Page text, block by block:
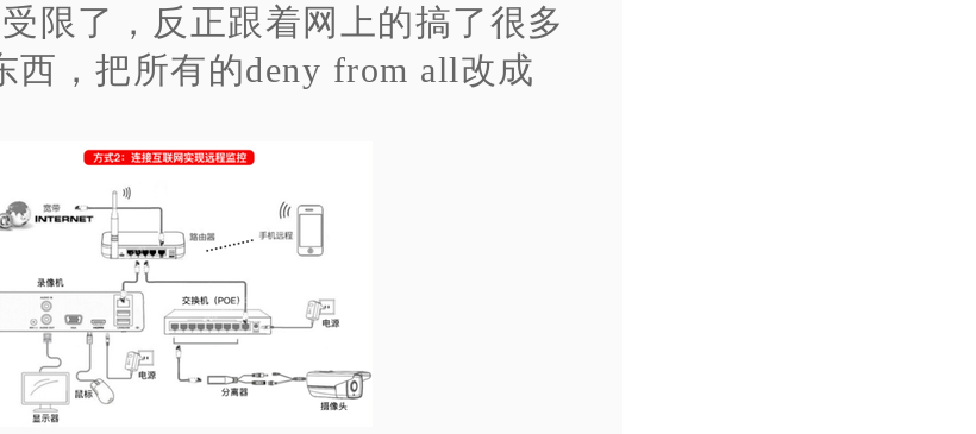
限了，反正跟着网上的搞了很多
西，把所有的deny from all改成